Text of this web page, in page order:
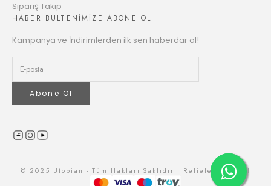
Sipariş Takip
HABER BÜLTENİMİZE ABONE OL
Kampanya ve İndirimlerden ilk sen haberdar ol!
Abone Ol
© 2025 Utopian - Tüm Hakları Saklıdır | Reliefers Digital